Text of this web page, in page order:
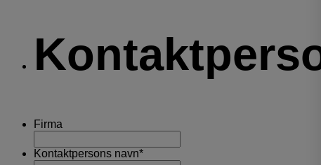
Firma
Kontaktpersons navn*